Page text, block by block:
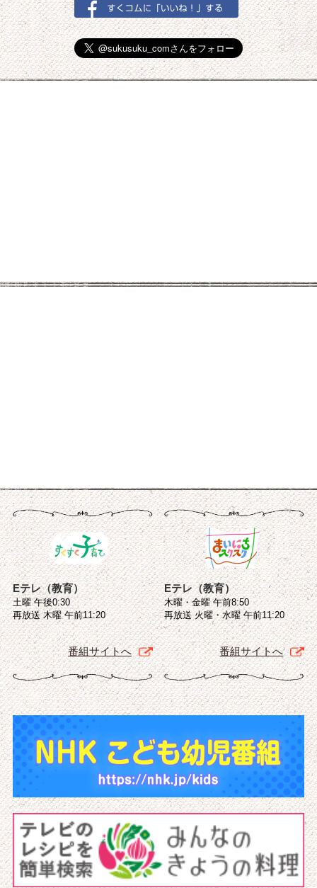
Eテレ（教育）
土曜 午後0:30
再放送 木曜 午前11:20
番組サイトへ
Eテレ（教育）
木曜・金曜 午前8:50
再放送 火曜・水曜 午前11:20
番組サイトへ